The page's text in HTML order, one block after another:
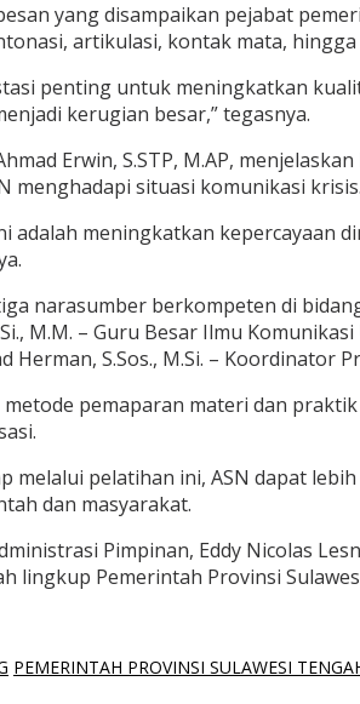
yang disampaikan pejabat
artikulasi, kontak mata,
penting untuk meningkatkan
kerugian besar,” tegasnya.
Erwin, S.STP, M.AP,
menghadapi situasi komunikasi krisis.
adalah meningkatkan kepercayaan
narasumber berkompeten di
M.M. – Guru Besar Ilmu
Herman, S.Sos., M.Si. –
metode pemaparan materi dan
melalui pelatihan ini, ASN dapat
dan masyarakat.
Pimpinan, Eddy Nicolas
lingkup Pemerintah Provinsi
PEMERINTAH PROVINSI SULAWESI